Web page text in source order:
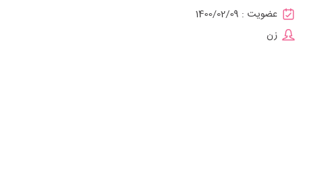
عضویت : 1400/02/09
زن